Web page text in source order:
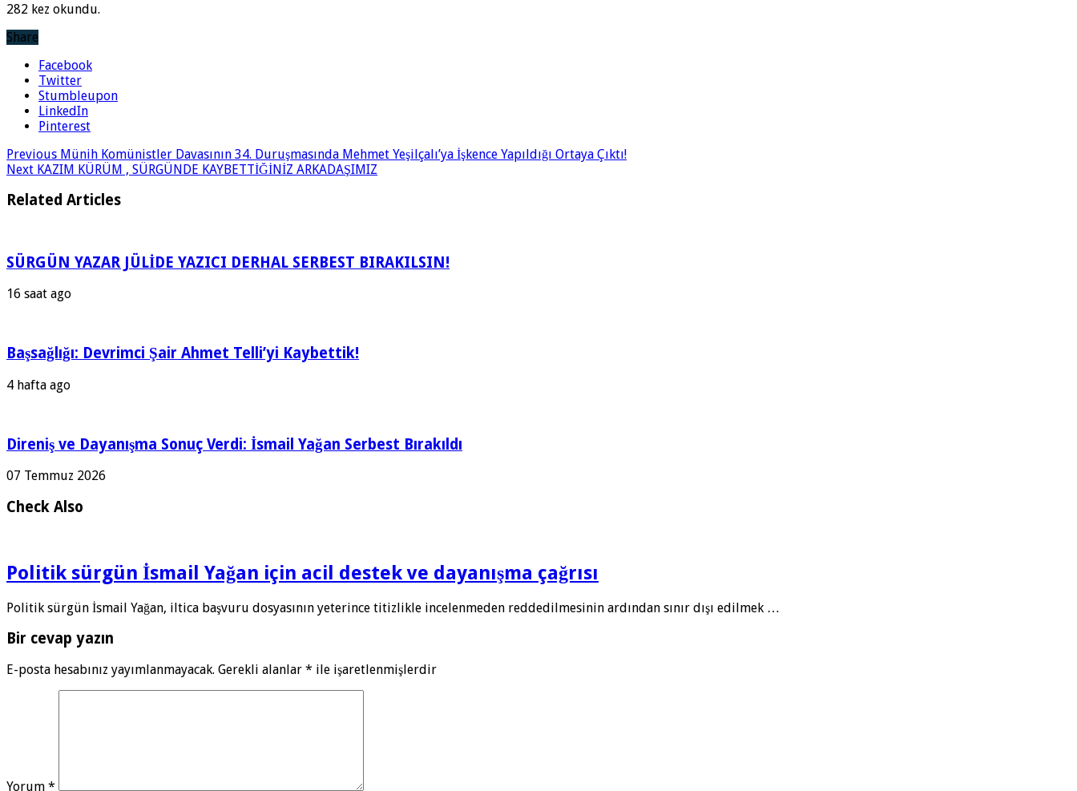
282 kez okundu.
Share
Facebook
Twitter
Stumbleupon
LinkedIn
Pinterest
Previous Münih Komünistler Davasının 34. Duruşmasında Mehmet Yeşilçalı’ya İşkence Yapıldığı Ortaya Çıktı!
Next KAZIM KÜRÜM , SÜRGÜNDE KAYBETTİĞİNİZ ARKADAŞIMIZ
Related Articles
SÜRGÜN YAZAR JÜLİDE YAZICI DERHAL SERBEST BIRAKILSIN!
16 saat ago
Başsağlığı: Devrimci Şair Ahmet Telli’yi Kaybettik!
4 hafta ago
Direniş ve Dayanışma Sonuç Verdi: İsmail Yağan Serbest Bırakıldı
07 Temmuz 2026
Check Also
Politik sürgün İsmail Yağan için acil destek ve dayanışma çağrısı
Politik sürgün İsmail Yağan, iltica başvuru dosyasının yeterince titizlikle incelenmeden reddedilmesinin ardından sınır dışı edilmek …
Bir cevap yazın
E-posta hesabınız yayımlanmayacak. Gerekli alanlar * ile işaretlenmişlerdir
Yorum *